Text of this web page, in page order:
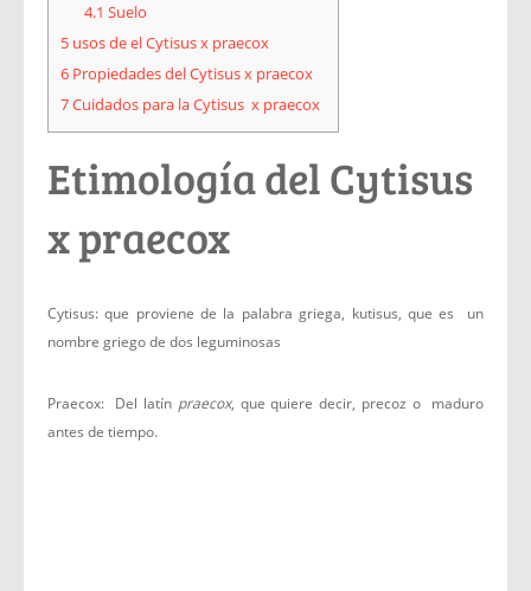
4.1 Suelo
5 usos de el Cytisus x praecox
6 Propiedades del Cytisus x praecox
7Cuidados para la Cytisus x praecox
Etimología del Cytisus
x praecox
Cytisus: que proviene de la palabra griega, kutisus, que es un
nombre griego de dos leguminosas
Praecox: Del latín praecox, que quiere decir, precoz o maduro
antes de tiempo.